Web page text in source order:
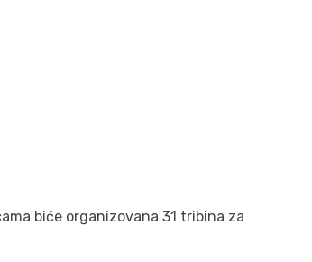
biće organizovana 31 tribina za